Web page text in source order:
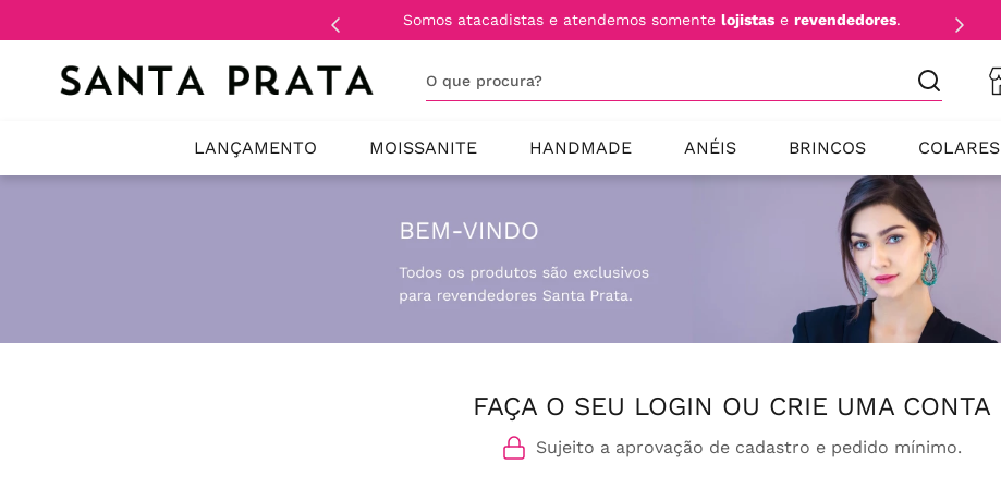
Somos atacadistas e atendemos somentelojistas erevendedores.
LANÇAMENTO MOISSANITE HANDMADE ANÉIS BRINCOS COLARES
FAÇA O SEU LOGIN OU CRIE UMA CONTA
Sujeito a aprovação de cadastro e pedido mínimo.